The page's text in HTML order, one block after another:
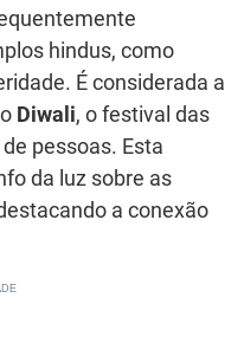
hindus, como
É considerada a
Diwali, o festival das
pessoas. Esta
da luz sobre as
a conexão